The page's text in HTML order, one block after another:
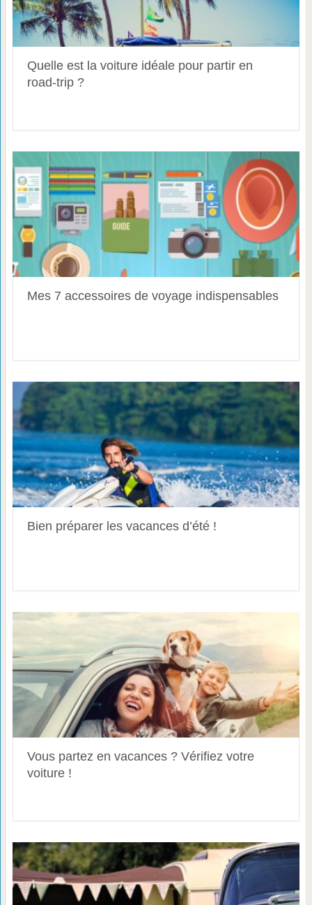
Quelle est la voiture idéale pour partir en
road-trip ?
Mes 7 accessoires de voyage indispensables
Bien préparer les vacances d’été !
Vous partez en vacances ? Vérifiez votre
voiture !